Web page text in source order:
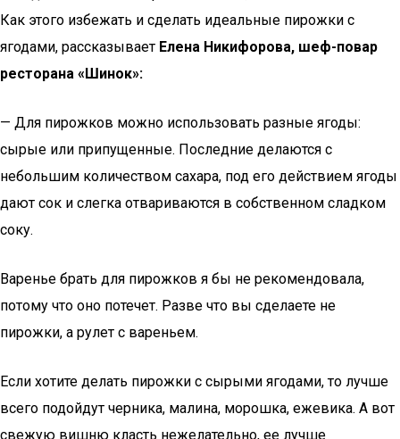
Как этого избежать и сделать идеальные пирожки с
ягодами, рассказывает Елена Никифорова, шеф-повар
ресторана «Шинок»:
— Для пирожков можно использовать разные ягоды:
сырые или припущенные. Последние делаются с
небольшим количеством сахара, под его действием ягоды
дают сок и слегка отвариваются в собственном сладком
соку.
Варенье брать для пирожков я бы не рекомендовала,
потому что оно потечет. Разве что вы сделаете не
пирожки, а рулет с вареньем.
Если хотите делать пирожки с сырыми ягодами, то лучше
всего подойдут черника, малина, морошка, ежевика. А вот
свежую вишню класть нежелательно, ее лучше